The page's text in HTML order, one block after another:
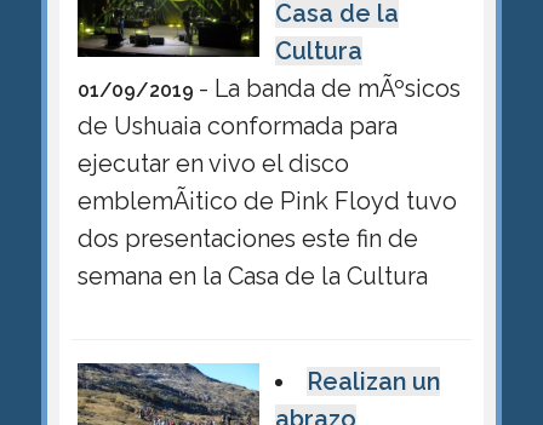
Casa de la
Cultura
01/09/2019 - La banda de mÃºsicos
de Ushuaia conformada para
ejecutar en vivo el disco
emblemÃ¡tico de Pink Floyd tuvo
dos presentaciones este fin de
semana en la Casa de la Cultura
Realizan un
abrazo